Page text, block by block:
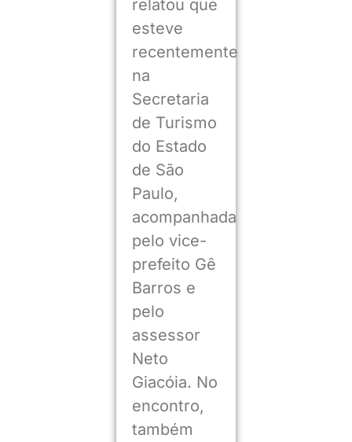
relatou que
esteve
recentemente
na
Secretaria
de Turismo
do Estado
de São
Paulo,
acompanhada
pelo vice-
prefeito Gê
Barros e
pelo
assessor
Neto
Giacóia. No
encontro,
também